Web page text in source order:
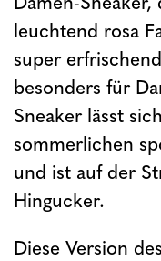
leuchtend rosa
super
besonders für
Sneaker lässt
sommerlichen
und ist auf der
Hingucker.
Diese Version